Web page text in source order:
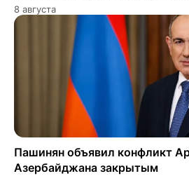
8 августа
Пашинян объявил конфликт
Азербайджана закрытым